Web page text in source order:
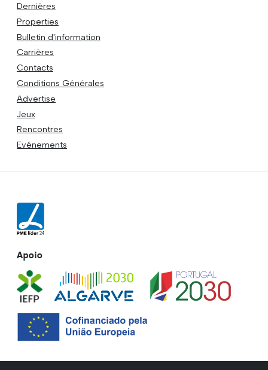
Dernières
Properties
Bulletin d'information
Carrières
Contacts
Conditions Générales
Advertise
Jeux
Rencontres
Evénements
Apoio